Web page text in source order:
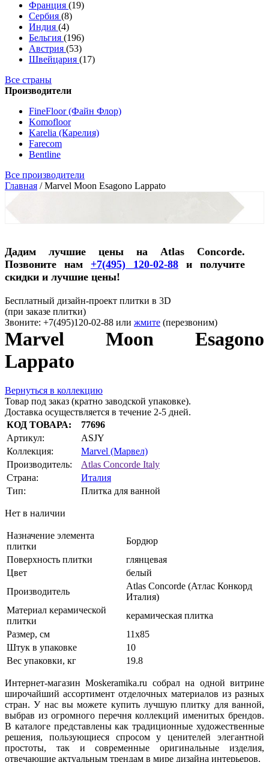
Франция (19)
Сербия (8)
Индия (4)
Бельгия (196)
Австрия (53)
Швейцария (17)
Все страны
Производители
FineFloor (Файн Флор)
Komofloor
Karelia (Карелия)
Farecom
Bentline
Все производители
Главная /Marvel Moon Esagono Lappato
Дадим лучшие цены на Atlas Concorde.
Позвоните нам +7(495) 120-02-88 и получите
скидки и лучшие цены!
Бесплатный дизайн-проект плитки в 3D
(при заказе плитки)
Звоните: +7(495)120-02-88 или жмите (перезвоним)
Marvel Moon Esagono
Lappato
Вернуться в коллекцию
Товар под заказ (кратно заводской упаковке).
Доставка осуществляется в течение 2-5 дней.
КОД ТОВАРА:
77696
Артикул:
ASJY
Коллекция:
Marvel (Марвел)
Производитель:
Atlas Concorde Italy
Страна:
Италия
Тип:
Плитка для ванной
Нет в наличии
Назначение элемента
плитки
Бордюр
Поверхность плитки
глянцевая
Цвет
белый
Производитель
Atlas Concorde (Атлас Конкорд
Италия)
Материал керамической
плитки
керамическая плитка
Размер, см
11х85
Штук в упаковке
10
Вес упаковки, кг
19.8
Интернет-магазин Moskeramika.ru собрал на одной витрине
широчайший ассортимент отделочных материалов из разных
стран. У нас вы можете купить лучшую плитку для ванной,
выбрав из огромного перечня коллекций именитых брендов.
В каталоге представлены как традиционные художественные
решения, пользующиеся спросом у ценителей элегантной
простоты, так и современные оригинальные изделия,
отвечающие актуальным трендам в мире дизайна интерьеров.